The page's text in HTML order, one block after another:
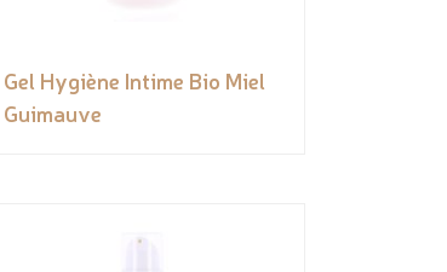
Gel Hygiène Intime Bio Miel
Guimauve